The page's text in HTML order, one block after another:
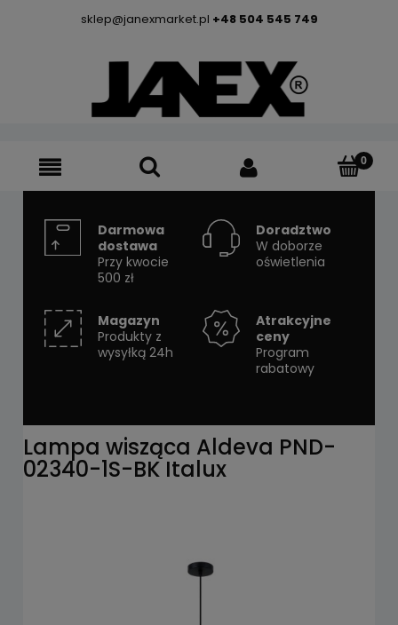
sklep@janexmarket.pl +48 504 545 749
Darmowa
dostawa
Przy kwocie
500 zł
Doradztwo
W doborze
oświetlenia
Magazyn
Produkty z
wysyłką 24h
Atrakcyjne
ceny
Program
rabatowy
Lampa wisząca Aldeva PND-
02340-1S-BK Italux